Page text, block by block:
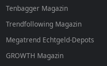
Tenbagger Magazin
Trendfollowing Magazin
Megatrend Echtgeld-Depots
GROWTH Magazin